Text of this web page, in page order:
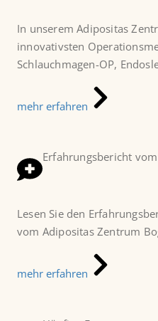
In unserem Adipositas
innovativsten
Schlauchmagen-OP,
mehr erfahren
Erfahrungsbericht
Lesen Sie den
vom Adipositas Zentrum
mehr erfahren